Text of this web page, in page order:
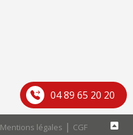
04 89 65 20 20
Mentions légales | CGF